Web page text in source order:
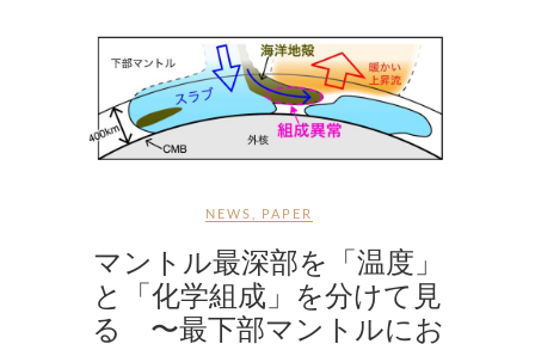
NEWS PAPER
マントル最深部を「温度」
と「化学組成」を分けて見
る 〜最下部マントルにお